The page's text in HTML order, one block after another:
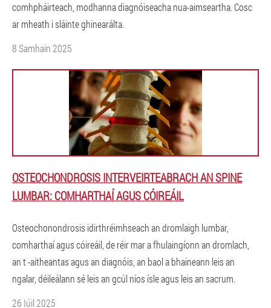
comhpháirteach, modhanna diagnóiseacha nua-aimseartha. Cosc
ar mheath i sláinte ghinearálta.
8 Samhain 2025
OSTEOCHONDROSIS INTERVEIRTEABRACH AN SPINE
LUMBAR: COMHARTHAÍ AGUS CÓIREÁIL
Osteochonondrosis idirthréimhseach an dromlaigh lumbar,
comharthaí agus cóireáil, de réir mar a fhulaingíonn an dromlach,
an t -aitheantas agus an diagnóis, an baol a bhaineann leis an
ngalar, déileálann sé leis an gcúl níos ísle agus leis an sacrum.
26 Iúil 2025